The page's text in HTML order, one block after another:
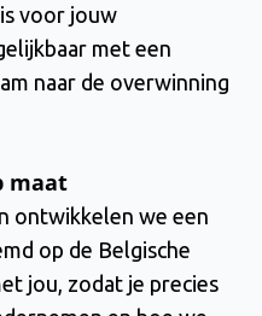
voor jouw
met een
naar de overwinning
maat
ontwikkelen we een
op de Belgische
jou, zodat je precies